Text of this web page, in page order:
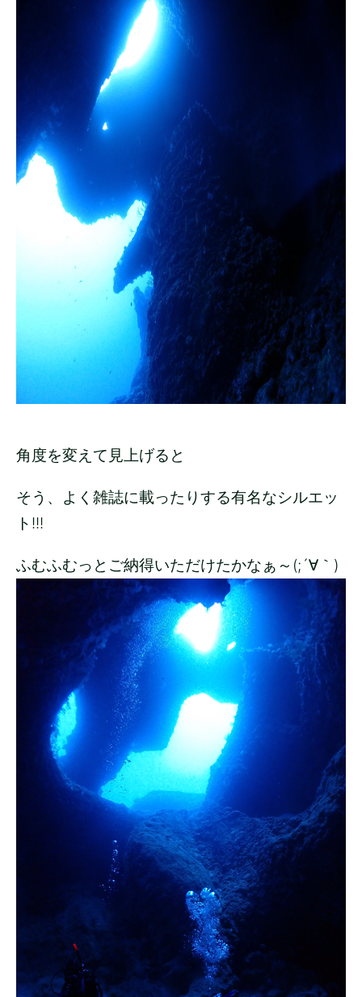
角度を変えて見上げると
そう、よく雑誌に載ったりする有名なシルエッ
ト!!!
ふむふむっとご納得いただけたかなぁ～(;´∀｀)